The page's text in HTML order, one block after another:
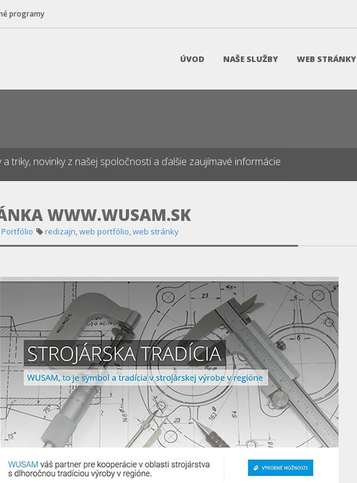
programy
ÚVOD NAŠE SLUŽBY WEB STRÁNKY
a triky, novinky z našej spoločnosti a ďalšie zaujímavé informácie
WWW.WUSAM.SK
Portfólio redizajn,web portfólio,web stránky